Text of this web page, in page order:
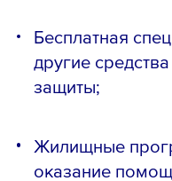
Бесплатная
другие
защиты;
Жилищные
оказание